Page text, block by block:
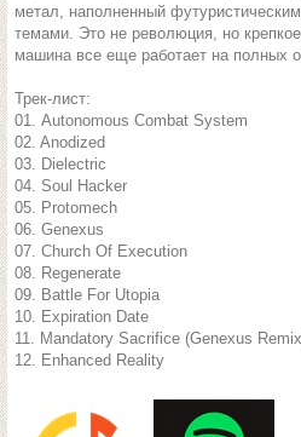
метал, наполненный
темами. Это не революция, но
машина все еще работает на полных
Трек-лист:
01. Autonomous Combat System
02. Anodized
03. Dielectric
04. Soul Hacker
05. Protomech
06. Genexus
07. Church Of Execution
08. Regenerate
09. Battle For Utopia
10. Expiration Date
11. Mandatory Sacrifice (Genexus
12. Enhanced Reality